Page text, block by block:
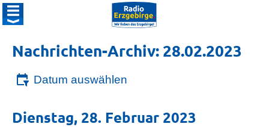
Nachrichten-Archiv: 28.02.2023
Datum auswählen
Dienstag, 28. Februar 2023